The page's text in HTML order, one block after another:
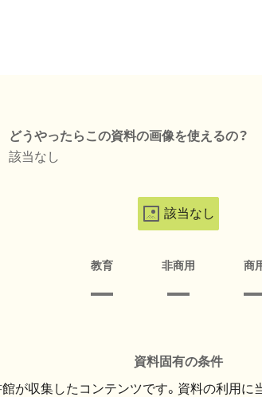
どうやったらこの資料の画像を使えるの？
該当なし
該当なし
教育 非商用 商
資料固有の条件
が収集したコンテンツです。資料の利用に